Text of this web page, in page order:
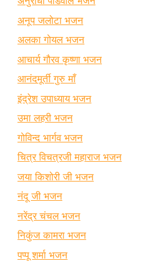
अनूप जलोटा भजन
अलका गोयल भजन
आचार्य गौरव कृष्णा भजन
आनंदमूर्ती गुरु माँ
इंद्रेश उपाध्याय भजन
उमा लहरी भजन
गोविन्द भार्गव भजन
चित्र विचत्रजी महाराज भजन
जया किशोरी जी भजन
नंदू जी भजन
नरेंद्र चंचल भजन
निकुंज कामरा भजन
पप्पू शर्मा भजन